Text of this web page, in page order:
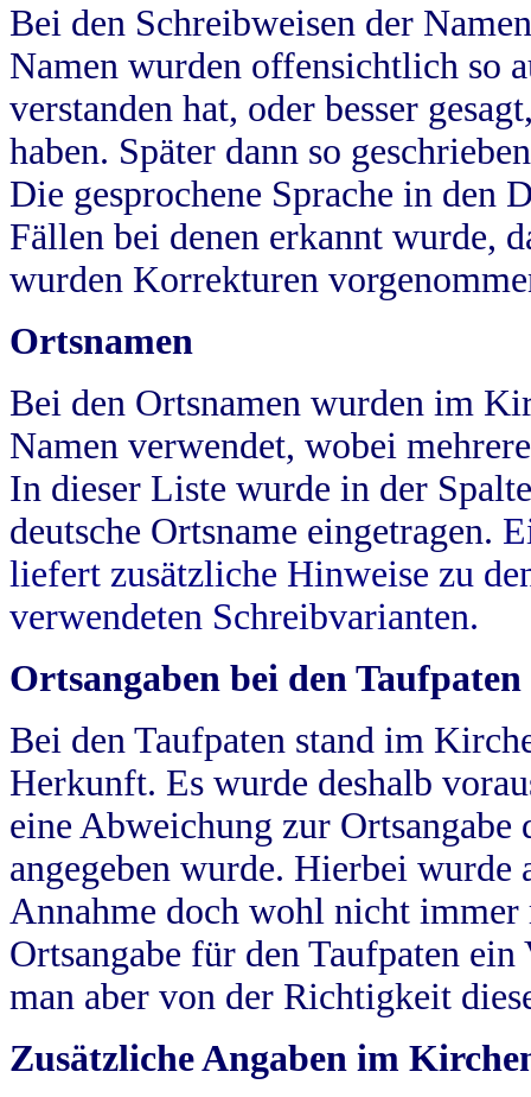
Bei den Schreibweisen der
Namen wurden offensichtlich so
verstanden hat, oder besser
haben. Später dann so
Die gesprochene Sprache in
Fällen bei denen erkannt wurde,
wurden Korrekturen
Ortsnamen
Bei den Ortsnamen wurden im
Namen verwendet, wobei
In dieser Liste wurde in der
deutsche Ortsname eingetragen.
liefert zusätzliche Hinweise zu
verwendeten Schreibvarianten.
Ortsangaben bei den Taufpaten
Bei den Taufpaten stand im
Herkunft. Es wurde deshalb
eine Abweichung zur
angegeben wurde. Hierbei wurde
Annahme doch wohl nicht
Ortsangabe für den Taufpaten
man aber von der Richtigkeit
Zusätzliche Angaben im